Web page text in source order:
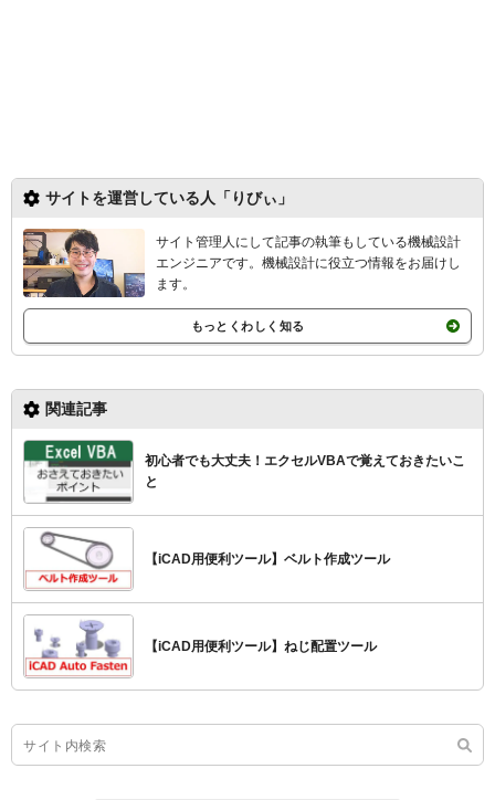
関連記事
初心者でも大丈夫！エクセルVBAで覚えておきたいこ
と
【iCAD用便利ツール】ベルト作成ツール
【iCAD用便利ツール】ねじ配置ツール
サイトを運営している人「りびぃ」
サイト管理人にして記事の執筆もしている機械設計
エンジニアです。機械設計に役立つ情報をお届けし
ます。
もっとくわしく知る